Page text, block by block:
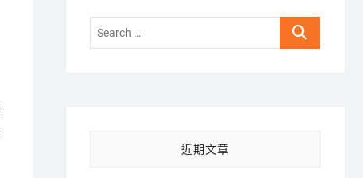
Search
近期文章